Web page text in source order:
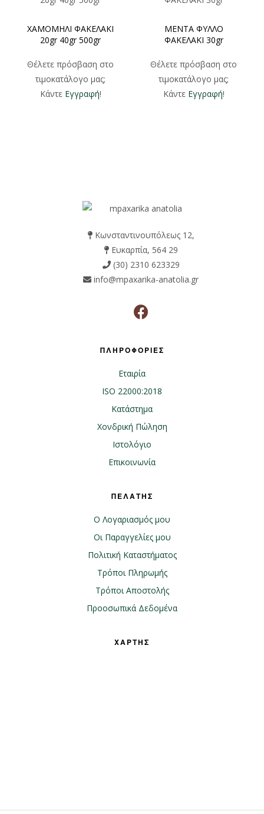
ΧΑΜΟΜΗΛΙ ΦΑΚΕΛΑΚΙ
20gr 40gr 500gr
Θέλετε πρόσβαση στο
τιμοκατάλογο μας;
Κάντε Εγγραφή!
ΜΕΝΤΑ ΦΥΛΛΟ
ΦΑΚΕΛΑΚΙ 30gr
Θέλετε πρόσβαση στο
τιμοκατάλογο μας;
Κάντε Εγγραφή!
Κωνσταντινουπόλεως 12,
Ευκαρπία, 564 29
(30) 2310 623329
info@mpaxarika-anatolia.gr
ΠΛΗΡΟΦΟΡΙΕΣ
Εταιρία
ISO 22000:2018
Κατάστημα
Χονδρική Πώληση
Ιστολόγιο
Επικοινωνία
ΠΕΛΑΤΗΣ
Ο Λογαριασμός μου
Οι Παραγγελίες μου
Πολιτική Καταστήματος
Τρόποι Πληρωμής
Τρόποι Αποστολής
Προοσωπικά Δεδομένα
ΧΑΡΤΗΣ